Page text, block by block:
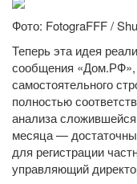
Фото: FotograFFF /
Теперь эта идея
сообщения «Дом.РФ»,
самостоятельного
полностью
анализа
месяца —
для регистрации
управляющий